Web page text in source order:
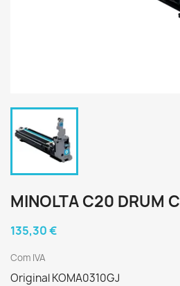
MINOLTA C20 DRUM C
135,30 €
Com IVA
Original KOMA0310GJ